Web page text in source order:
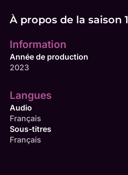
À propos de la saison 1
Information
Année de production
2023
Langues
Audio
Français
Sous-titres
Français